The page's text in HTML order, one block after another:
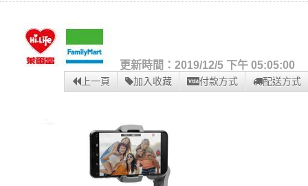
更新時間：2019/12/5 下午 05:05:00
上一頁 加入收藏 付款方式 配送方式